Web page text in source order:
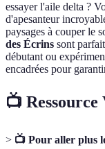
essayer l'aile delta ?
d'apesanteur
paysages à couper le
des Écrins sont
débutant ou
encadrées pour
📺 Ressource
> 📺 Pour aller plus